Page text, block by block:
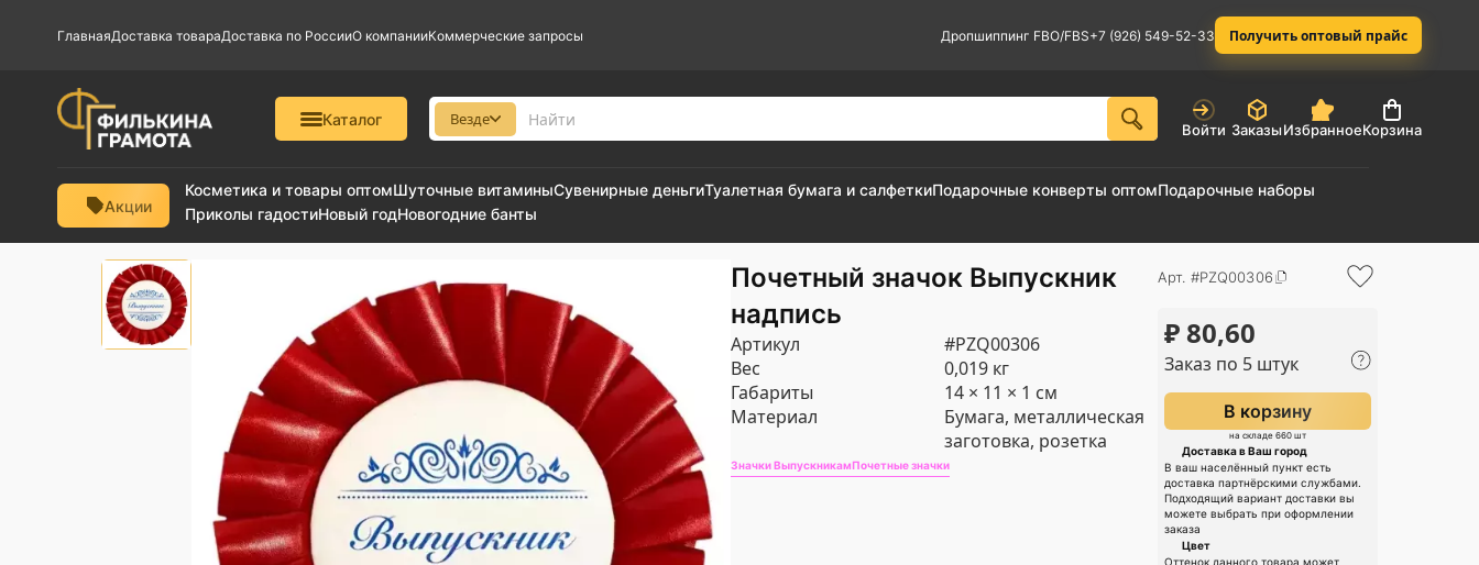
ГлавнаяДоставка товараДоставка по РоссииО компанииКоммерческие запросы Дропшиппинг FBO/FBS+7 (926) 549-52-33 Получить оптовый прайс
Каталог Везде
Войти ЗаказыИзбранноеКорзина
Акции
Косметика и товары оптомШуточные витаминыСувенирные деньгиТуалетная бумага и салфеткиПодарочные конверты оптомПодарочные наборы
Приколы гадостиНовый годНовогодние банты
Почетный значок Выпускник
надпись
Артикул
#PZQ00306
Вес
0,019 кг
Габариты
14 × 11 × 1 см
Материал
Бумага, металлическая
заготовка, розетка
Значки ВыпускникамПочетные значки
Арт. #PZQ00306
₽ 80,60
Заказ по 5 штук
В корзину
на складе 660 шт
Доставка в Ваш город
В ваш населённый пункт есть
доставка партнёрскими службами.
Подходящий вариант доставки вы
можете выбрать при оформлении
заказа
Цвет
Оттенок данного товара может